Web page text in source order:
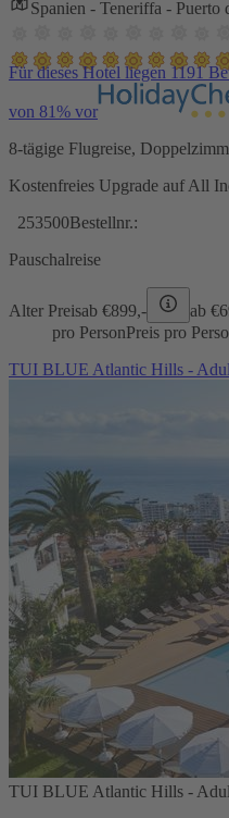
Spanien - Teneriffa - Puerto
Für dieses Hotel liegen 1191
von 81% vor
8-tägige Flugreise,
Kostenfreies Upgrade auf All
253500Bestellnr.:
Pauschalreise
Alter Preisab €899,- ab €
pro PersonPreis pro
TUI BLUE Atlantic Hills -
TUI BLUE Atlantic Hills -